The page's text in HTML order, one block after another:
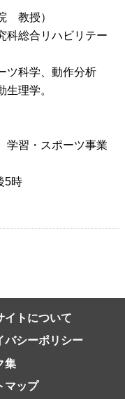
教授）
総合リハビリテー
ツ科学、動作分析
理学。
学習・スポーツ事業
5時
イトについて
バシーポリシー
集
マップ